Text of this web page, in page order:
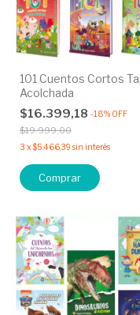
101 Cuentos Cortos
Acolchada
$16.399,18 -18% OFF
$19.999,00
3 x$5.466,39 sin interés
Comprar